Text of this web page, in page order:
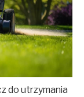
do utrzymania